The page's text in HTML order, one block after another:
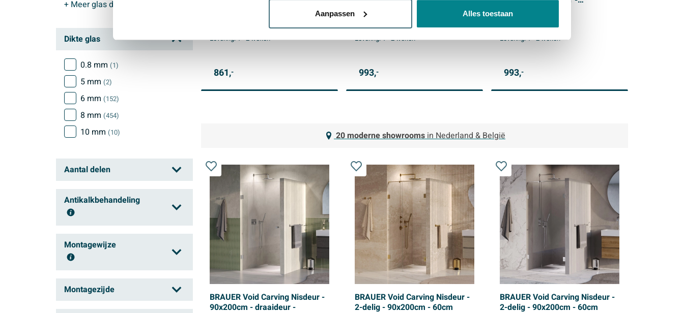
Aanpassen Alles toestaan
+ Meerglas decor
Dikte glas
0.8 mm (1)
5 mm (2)
6 mm (152)
8 mm (454)
10 mm (10)
Aantal delen
1(495)
3
Antikalkbehandeling
Ja(784)
Montagewijze
Muurprofiel
Scharnierpunten(175)
Montagezijde
Levering:1 - 2 weken
861,-
glascoating - omkeerbaar -
helder glas - geborsteld koper
PVD
Gratis levering
Levering:1 - 2 weken
993,-
glascoating - omkeerbaar -
helder glas - geborsteld
gunmetal PVD
Gratis levering
Levering:1 - 2 weken
993,-
BRAUER Void Carving Nisdeur -
90x200cm - draaideur -
BRAUER Void Carving Nisdeur -
2-delig - 90x200cm - 60cm
BRAUER Void Carving Nisdeur -
2-delig - 90x200cm - 60cm
20 moderne showroomsin Nederland & België